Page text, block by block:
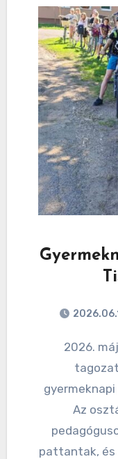
2026. május 29-én iskolánk felső
Az
pattantak, és